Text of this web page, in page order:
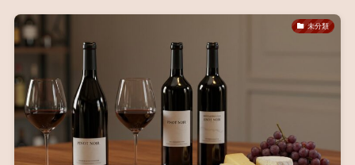
未分類